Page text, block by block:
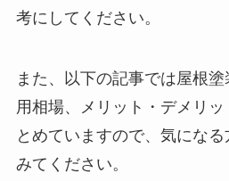
考にしてください。
また、以下の記事では屋根
用相場、メリット・デメリ
とめていますので、気にな
みてください。